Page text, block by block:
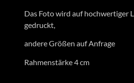
Das Foto wird auf hochwertiger
gedruckt,
andere Größen auf Anfrage
Rahmenstärke 4 cm